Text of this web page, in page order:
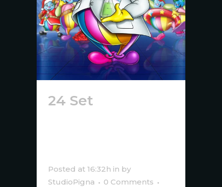
24 Set
Posted at 16:32h in by
StudioPigna
0 Comments